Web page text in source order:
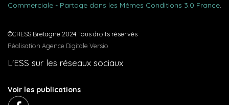
Commerciale - Partage dans les Mêmes Conditions 3.0 France.
©CRESS Bretagne 2024 Tous droits réservés
Réalisation Agence Digitale Versio
L'ESS sur les réseaux sociaux
Voir les publications